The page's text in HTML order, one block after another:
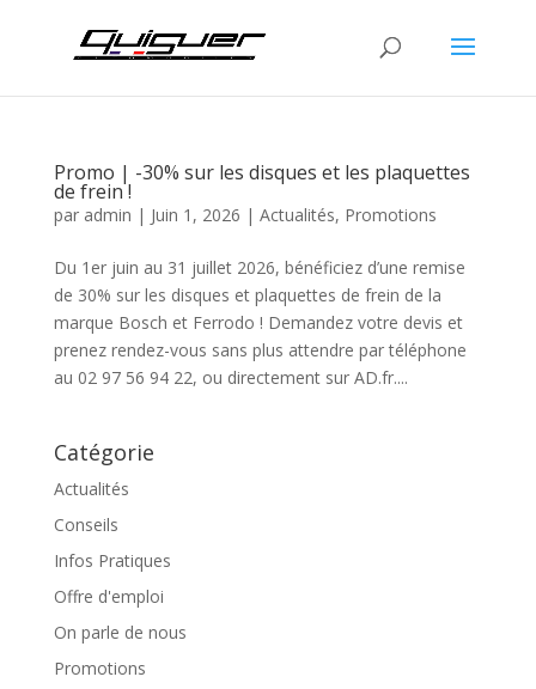
Promo | -30% sur les disques et les plaquettes
de frein !
par admin | Juin 1, 2026 | Actualités, Promotions
Du 1er juin au 31 juillet 2026, bénéficiez d’une remise
de 30% sur les disques et plaquettes de frein de la
marque Bosch et Ferrodo ! Demandez votre devis et
prenez rendez-vous sans plus attendre par téléphone
au 02 97 56 94 22, ou directement sur AD.fr....
Catégorie
Actualités
Conseils
Infos Pratiques
Offre d'emploi
On parle de nous
Promotions